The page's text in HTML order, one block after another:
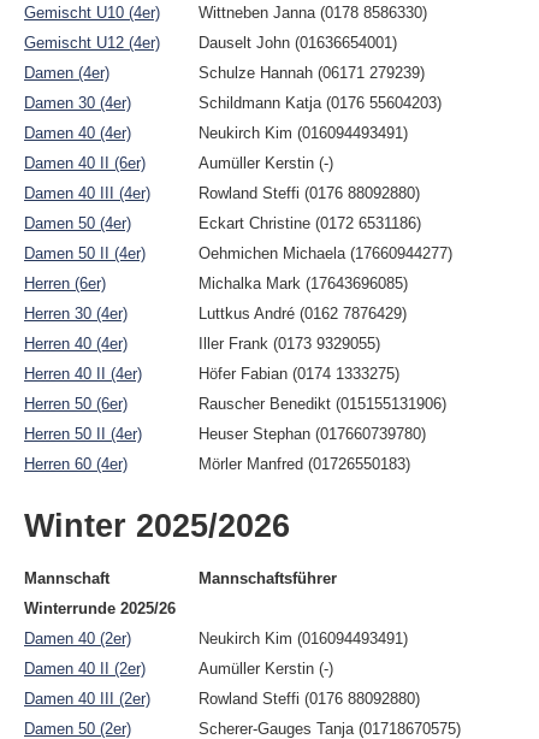
Gemischt U10 (4er)
Wittneben Janna (0178 8586330)
Gemischt U12 (4er)
Dauselt John (01636654001)
Damen (4er)
Schulze Hannah (06171 279239)
Damen 30 (4er)
Schildmann Katja (0176 55604203)
Damen 40 (4er)
Neukirch Kim (016094493491)
Damen 40 II (6er)
Aumüller Kerstin (-)
Damen 40 III (4er)
Rowland Steffi (0176 88092880)
Damen 50 (4er)
Eckart Christine (0172 6531186)
Damen 50 II (4er)
Oehmichen Michaela (17660944277)
Herren (6er)
Michalka Mark (17643696085)
Herren 30 (4er)
Luttkus André (0162 7876429)
Herren 40 (4er)
Iller Frank (0173 9329055)
Herren 40 II (4er)
Höfer Fabian (0174 1333275)
Herren 50 (6er)
Rauscher Benedikt (015155131906)
Herren 50 II (4er)
Heuser Stephan (017660739780)
Herren 60 (4er)
Mörler Manfred (01726550183)
Winter 2025/2026
Mannschaft
Mannschaftsführer
Winterrunde 2025/26
Damen 40 (2er)
Neukirch Kim (016094493491)
Damen 40 II (2er)
Aumüller Kerstin (-)
Damen 40 III (2er)
Rowland Steffi (0176 88092880)
Damen 50 (2er)
Scherer-Gauges Tanja (01718670575)